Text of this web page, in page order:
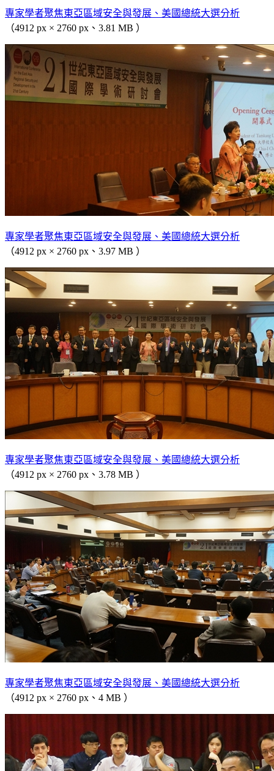
專家學者聚焦東亞區域安全與發展、美國總統大選分析
（4912 px × 2760 px、3.81 MB ）
專家學者聚焦東亞區域安全與發展、美國總統大選分析
（4912 px × 2760 px、3.97 MB ）
專家學者聚焦東亞區域安全與發展、美國總統大選分析
（4912 px × 2760 px、3.78 MB ）
專家學者聚焦東亞區域安全與發展、美國總統大選分析
（4912 px × 2760 px、4 MB ）